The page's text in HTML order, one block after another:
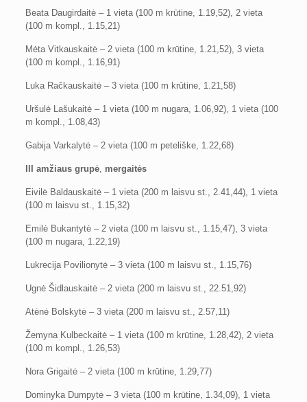
Beata Daugirdaitė – 1 vieta (100 m krūtine, 1.19,52), 2 vieta
(100 m kompl., 1.15,21)
Mėta Vitkauskaitė – 2 vieta (100 m krūtine, 1.21,52), 3 vieta
(100 m kompl., 1.16,91)
Luka Račkauskaitė – 3 vieta (100 m krūtine, 1.21,58)
Uršulė Lašukaitė – 1 vieta (100 m nugara, 1.06,92), 1 vieta (100
m kompl., 1.08,43)
Gabija Varkalytė – 2 vieta (100 m peteliške, 1.22,68)
III amžiaus grupė, mergaitės
Eivilė Baldauskaitė – 1 vieta (200 m laisvu st., 2.41,44), 1 vieta
(100 m laisvu st., 1.15,32)
Emilė Bukantytė – 2 vieta (100 m laisvu st., 1.15,47), 3 vieta
(100 m nugara, 1.22,19)
Lukrecija Povilionytė – 3 vieta (100 m laisvu st., 1.15,76)
Ugnė Šidlauskaitė – 2 vieta (200 m laisvu st., 22.51,92)
Atėnė Bolskytė – 3 vieta (200 m laisvu st., 2.57,11)
Žemyna Kulbeckaitė – 1 vieta (100 m krūtine, 1.28,42), 2 vieta
(100 m kompl., 1.26,53)
Nora Grigaitė – 2 vieta (100 m krūtine, 1.29,77)
Dominyka Dumpytė – 3 vieta (100 m krūtine, 1.34,09), 1 vieta